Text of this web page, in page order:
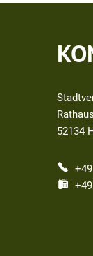
52134